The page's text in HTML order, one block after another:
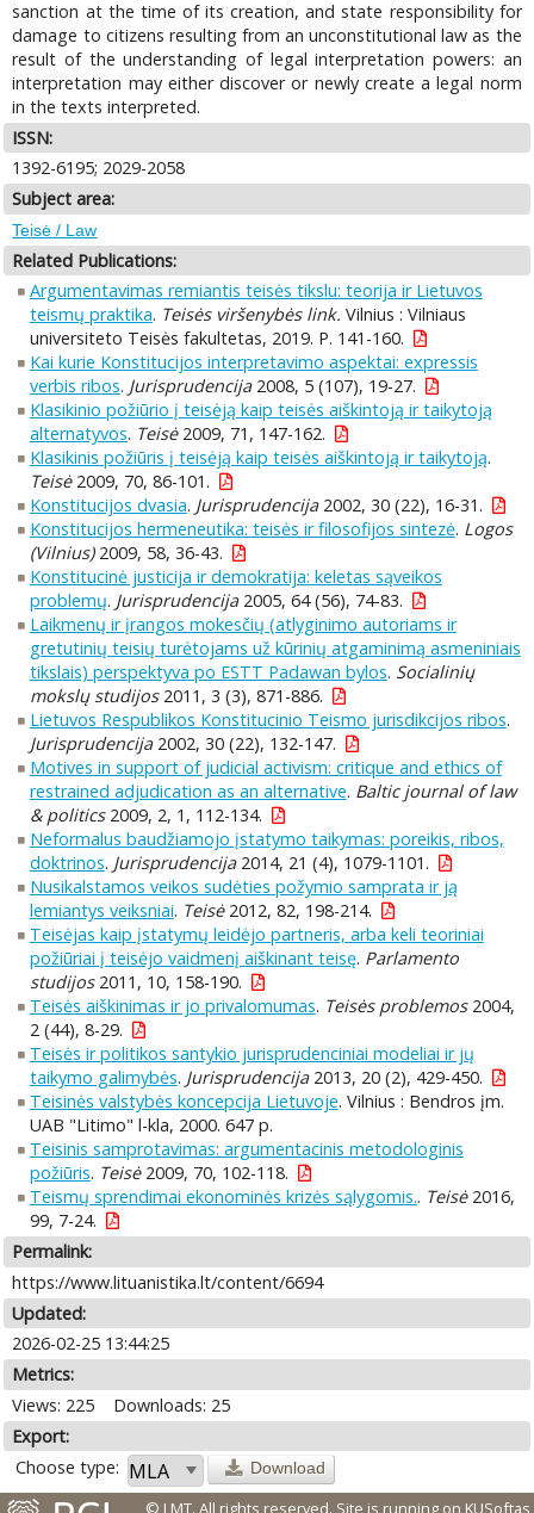
sanction at the time of its creation, and state responsibility for
damage to citizens resulting from an unconstitutional law as the
result of the understanding of legal interpretation powers: an
interpretation may either discover or newly create a legal norm
in the texts interpreted.
ISSN:
1392-6195; 2029-2058
Subject area:
Teisė / Law
Related Publications:
Argumentavimas remiantis teisės tikslu: teorija ir Lietuvos
teismų praktika. Teisės viršenybės link. Vilnius : Vilniaus
universiteto Teisės fakultetas, 2019. P. 141-160.
Kai kurie Konstitucijos interpretavimo aspektai: expressis
verbis ribos. Jurisprudencija2008, 5 (107), 19-27.
Klasikinio požiūrio į teisėją kaip teisės aiškintoją ir taikytoją
alternatyvos. Teisė2009, 71, 147-162.
Klasikinis požiūris į teisėją kaip teisės aiškintoją ir taikytoją.
Teisė2009, 70, 86-101.
Konstitucijos dvasia. Jurisprudencija2002, 30 (22), 16-31.
Konstitucijos hermeneutika: teisės ir filosofijos sintezė. Logos
(Vilnius)2009, 58, 36-43.
Konstitucinė justicija ir demokratija: keletas sąveikos
problemų. Jurisprudencija2005, 64 (56), 74-83.
Laikmenų ir įrangos mokesčių (atlyginimo autoriams ir
gretutinių teisių turėtojams už kūrinių atgaminimą asmeniniais
tikslais) perspektyva po ESTT Padawan bylos. Socialinių
mokslų studijos2011, 3 (3), 871-886.
Lietuvos Respublikos Konstitucinio Teismo jurisdikcijos ribos.
Jurisprudencija2002, 30 (22), 132-147.
Motives in support of judicial activism: critique and ethics of
restrained adjudication as an alternative. Baltic journal of law
& politics2009, 2, 1, 112-134.
Neformalus baudžiamojo įstatymo taikymas: poreikis, ribos,
doktrinos. Jurisprudencija2014, 21 (4), 1079-1101.
Nusikalstamos veikos sudėties požymio samprata ir ją
lemiantys veiksniai. Teisė2012, 82, 198-214.
Teisėjas kaip įstatymų leidėjo partneris, arba keli teoriniai
požiūriai į teisėjo vaidmenį aiškinant teisę. Parlamento
studijos2011, 10, 158-190.
Teisės aiškinimas ir jo privalomumas. Teisės problemos2004,
2 (44), 8-29.
Teisės ir politikos santykio jurisprudenciniai modeliai ir jų
taikymo galimybės. Jurisprudencija2013, 20 (2), 429-450.
Teisinės valstybės koncepcija Lietuvoje. Vilnius : Bendros įm.
UAB "Litimo" l-kla, 2000. 647 p.
Teisinis samprotavimas: argumentacinis metodologinis
požiūris. Teisė2009, 70, 102-118.
Teismų sprendimai ekonominės krizės sąlygomis.. Teisė2016,
99, 7-24.
Permalink:
https://www.lituanistika.lt/content/6694
Updated:
2026-02-25 13:44:25
Metrics:
Views: 225
Downloads: 25
Export:
Choose type:
Download
© LMT. All rights reserved. Site is running on KUSoftas